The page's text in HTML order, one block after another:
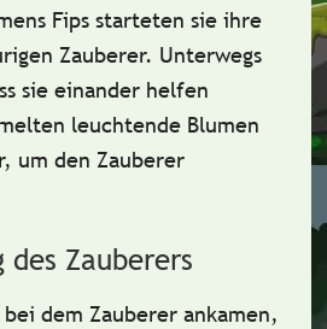
Fips starteten sie ihre
Zauberer. Unterwegs
sie einander helfen
leuchtende Blumen
um den Zauberer
des Zauberers
dem Zauberer ankamen,